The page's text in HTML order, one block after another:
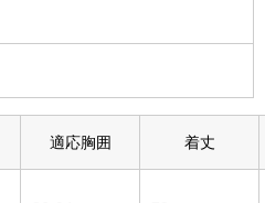
ブレスレット
適応胸囲 着丈